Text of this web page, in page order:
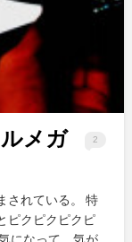
2
メガ
されている。 特
ピクピクピクピ